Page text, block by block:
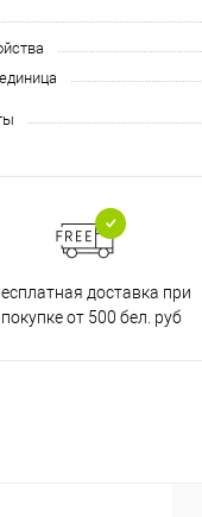
доставка при
покупке от 500 бел. руб